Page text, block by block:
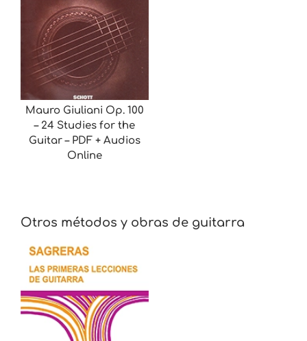
Mauro Giuliani Op. 100
– 24 Studies for the
Guitar – PDF + Audios
Online
Otros métodos y obras de guitarra